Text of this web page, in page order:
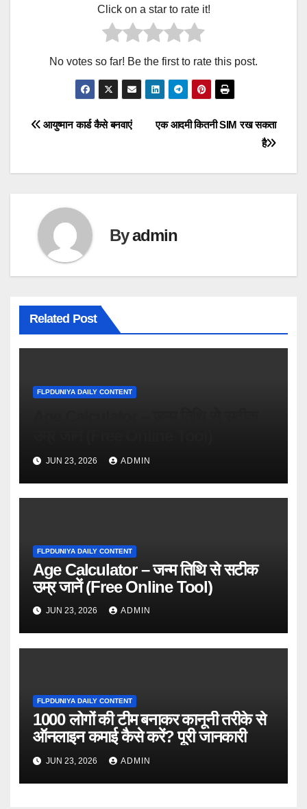
Click on a star to rate it!
No votes so far! Be the first to rate this post.
Post
एक आदमी कितनी SIM रख सकता
है
आयुष्मान कार्ड कैसे बनवाएं
Byadmin
Related Post
FLPDUNIYA DAILY CONTENT
JUN 23, 2026 ADMIN
FLPDUNIYA DAILY CONTENT
Age Calculator – जन्म तिथि से सटीक
उम्र जानें (Free Online Tool)
JUN 23, 2026 ADMIN
FLPDUNIYA DAILY CONTENT
1000 लोगों की टीम बनाकर कानूनी तरीके से
ऑनलाइन कमाई कैसे करें? पूरी जानकारी
JUN 23, 2026 ADMIN